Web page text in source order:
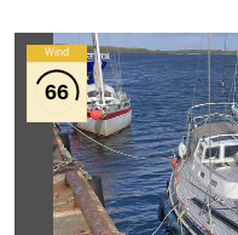
Wind
66